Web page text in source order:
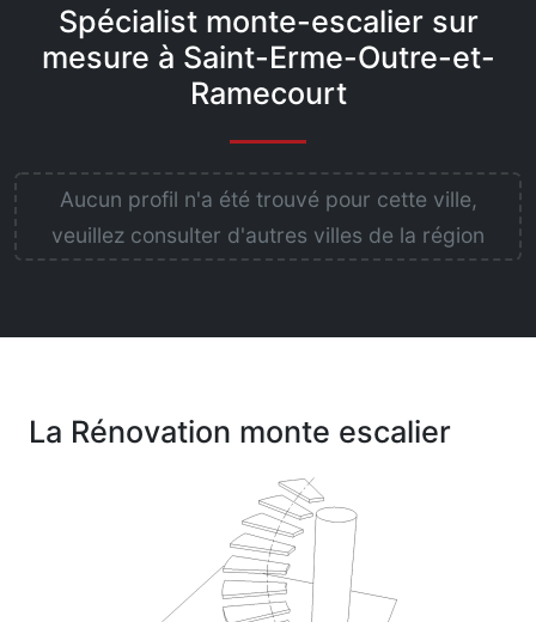
Spécialist monte-escalier sur
mesure à Saint-Erme-Outre-et-
Ramecourt
Aucun profil n'a été trouvé pour cette ville,
veuillez consulter d'autres villes de la région
La Rénovation monte escalier